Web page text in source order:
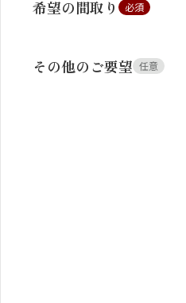
希望の間取り 必須
その他のご要望 任意